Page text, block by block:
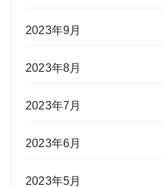
2023年9月
2023年8月
2023年7月
2023年6月
2023年5月